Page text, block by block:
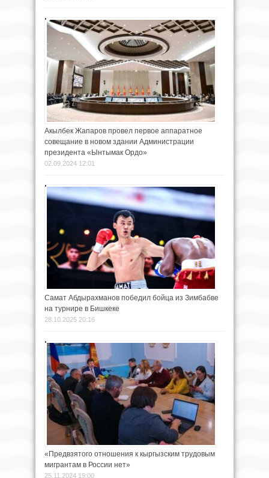
Акылбек Жапаров провел первое аппаратное
совещание в новом здании Администрации
президента «Ынтымак Ордо»
02.09.2024 12:01
Самат Абдырахманов победил бойца из Зимбабве
на турнире в Бишкеке
28.10.2025 20:16
«Предвзятого отношения к кыргызским трудовым
мигрантам в России нет»
25.11.2024 19:00